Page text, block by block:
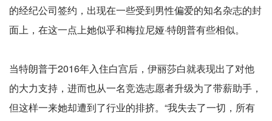
的经纪公司签约，出现在一些受到男性偏爱的知名杂志的封
面上，在这一点上她似乎和梅拉尼娅·特朗普有些相似。
当特朗普于2016年入住白宫后，伊丽莎白就表现出了对他
的大力支持，进而也从一名竞选志愿者升级为了带薪助手，
但这样一来她却遭到了行业的排挤。“我失去了一切，所有